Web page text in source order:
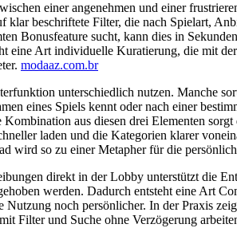
einer angenehmen und einer
klar beschriftete Filter, die nach Spielart,
Bonusfeature sucht, kann dies in
eine Art individuelle Kuratierung, die mit
modaaz.com.br
unterschiedlich nutzen. Manche
eines Spiels kennt oder nach einer
aus diesen drei Elementen
laden und die Kategorien klarer
wird so zu einer Metapher für die
direkt in der Lobby unterstützt die
werden. Dadurch entsteht eine
noch persönlicher. In der Praxis
Filter und Suche ohne Verzögerung